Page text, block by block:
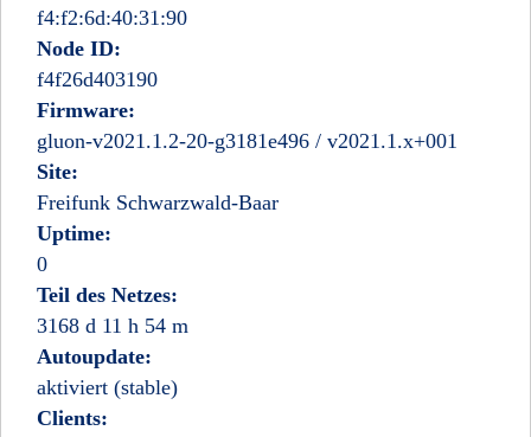
f4:f2:6d:40:31:90
Node ID:
f4f26d403190
Firmware:
gluon-v2021.1.2-20-g3181e496 / v2021.1.x+001
Site:
Freifunk Schwarzwald-Baar
Uptime:
0
Teil des Netzes:
3168 d 11 h 54 m
Autoupdate:
aktiviert (stable)
Clients: